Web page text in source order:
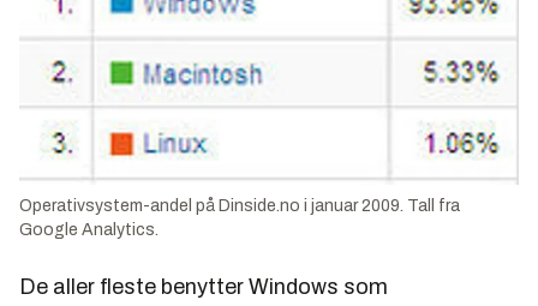
Operativsystem-andel på Dinside.no i januar 2009. Tall fra
Google Analytics.
De aller fleste benytter Windows som